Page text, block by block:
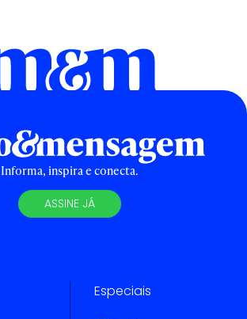
Informa, inspira e conecta.
ASSINE JÁ
Especiais